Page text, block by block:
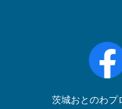
茨城おとのわプ